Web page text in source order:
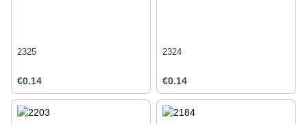
2325
€0.14
2324
€0.14